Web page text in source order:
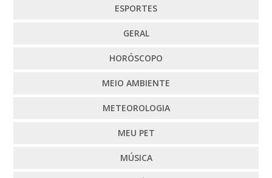
ESPORTES
GERAL
HORÓSCOPO
MEIO AMBIENTE
METEOROLOGIA
MEU PET
MÚSICA